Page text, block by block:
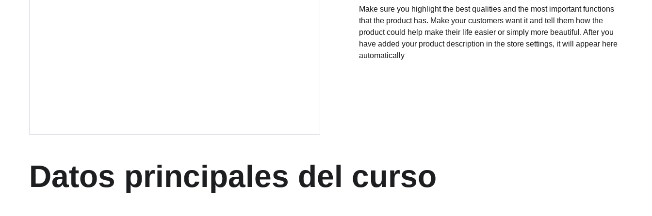
Make sure you highlight the best qualities and the most important functions
that the product has. Make your customers want it and tell them how the
product could help make their life easier or simply more beautiful. After you
have added your product description in the store settings, it will appear here
automatically
Datos principales del curso